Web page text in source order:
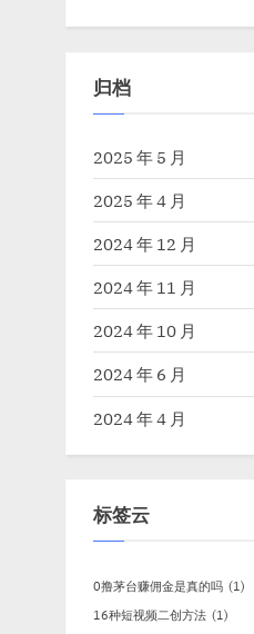
归档
2025 年 5 月
2025 年 4 月
2024 年 12 月
2024 年 11 月
2024 年 10 月
2024 年 6 月
2024 年 4 月
标签云
0撸茅台赚佣金是真的吗 (1)
16种短视频二创方法 (1)